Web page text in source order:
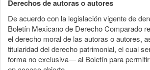
Derechos de autoras o autores
De acuerdo con la legislación vigente de
Boletín Mexicano de Derecho Comparado
el derecho moral de las autoras o autores,
titularidad del derecho patrimonial, el cual
forma no exclusiva— al Boletín para